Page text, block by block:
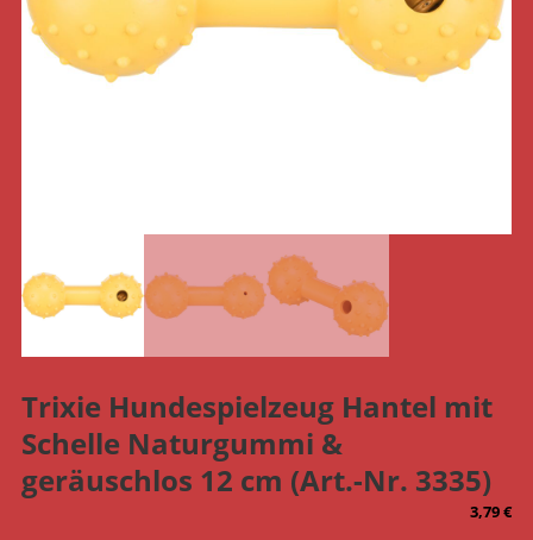
Trixie Hundespielzeug Hantel mit
Schelle Naturgummi &
geräuschlos 12 cm (Art.-Nr. 3335)
3,79€